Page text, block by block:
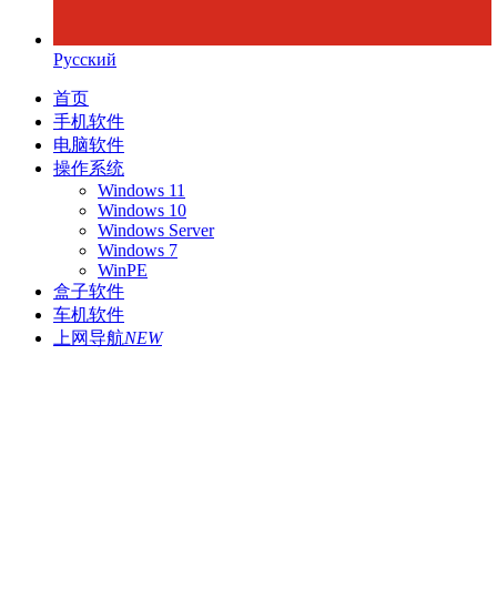
Русский
首页
手机软件
电脑软件
操作系统
Windows 11
Windows 10
Windows Server
Windows 7
WinPE
盒子软件
车机软件
上网导航NEW